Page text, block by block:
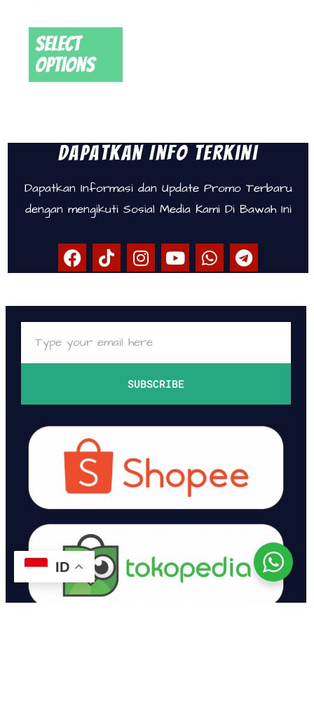
Select
options
Dapatkan Info Terkini
Dapatkan Informasi dan Update Promo Terbaru
dengan mengikuti Sosial Media Kami Di Bawah Ini
SUBSCRIBE
ID